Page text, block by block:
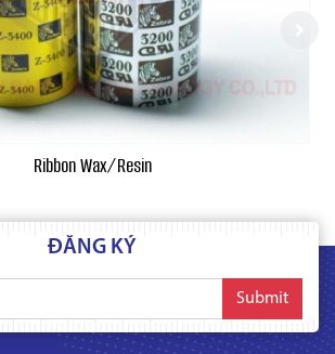
Ribbon Wax/Resin
ĐĂNG KÝ
Submit